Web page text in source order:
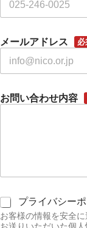
メールアドレス 必
お問い合わせ内容
同
意
事
プライバシー
お客様の情報を安全